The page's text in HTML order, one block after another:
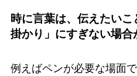
時に言葉は、伝えたい
掛かり」にすぎない場合
例えばペンが必要な場面